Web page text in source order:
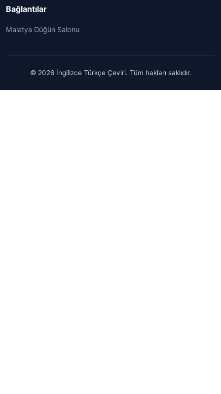
Bağlantılar
Malatya Düğün Salonu
© 2026 İngilizce Türkçe Çeviri. Tüm hakları saklıdır.